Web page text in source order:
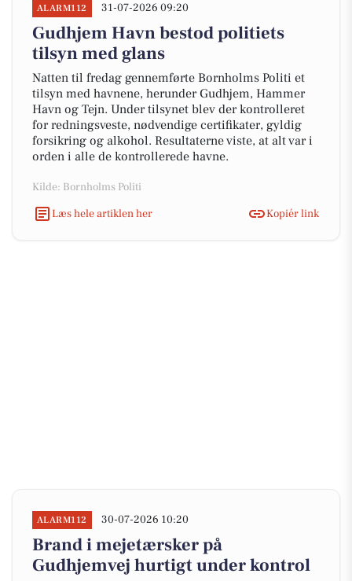
ALARM112 31-07-2026 09:20
Gudhjem Havn bestod politiets
tilsyn med glans
Natten til fredag gennemførte Bornholms Politi et
tilsyn med havnene, herunder Gudhjem, Hammer
Havn og Tejn. Under tilsynet blev der kontrolleret
for redningsveste, nødvendige certifikater, gyldig
forsikring og alkohol. Resultaterne viste, at alt var i
orden i alle de kontrollerede havne.
Kilde: Bornholms Politi
Læs hele artiklen her
Kopiér link
ALARM112 30-07-2026 10:20
Brand i mejetærsker på
Gudhjemvej hurtigt under kontrol